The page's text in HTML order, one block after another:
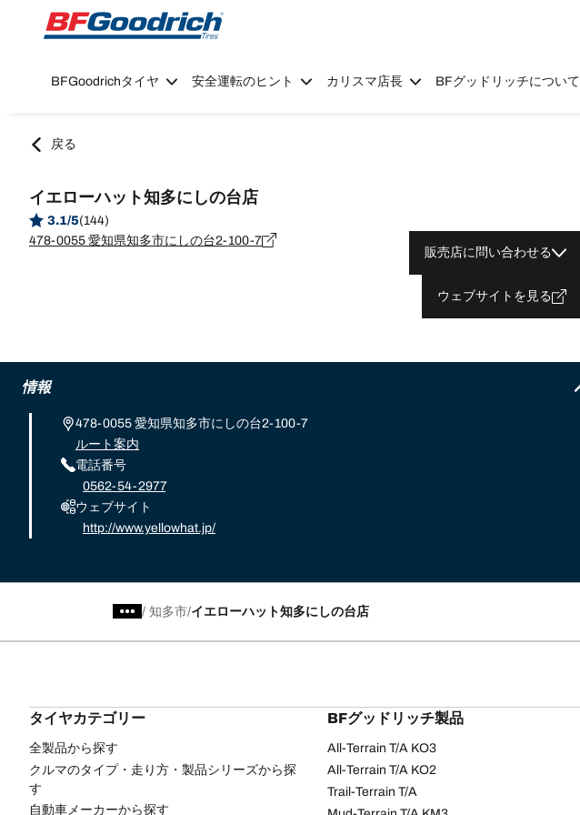
Go to page content
Go to page navigation
BFGoodrichタイヤ 安全運転のヒント カリスマ店長 BFグッドリッチについて
戻る
イエローハット知多にしの台店
3.1/5(144)
478-0055 愛知県知多市にしの台2-100-7
販売店に問い合わせる
ウェブサイトを見る
情報
478-0055 愛知県知多市にしの台2-100-7
ルート案内
電話番号
0562-54-2977
ウェブサイト
http://www.yellowhat.jp/
/ 知多市 イエローハット知多にしの台店
タイヤカテゴリー
全製品から探す
クルマのタイプ・走り方・製品シリーズから探
す
自動車メーカーから探す
BFグッドリッチ製品
All-Terrain T/A KO3
All-Terrain T/A KO2
Trail-Terrain T/A